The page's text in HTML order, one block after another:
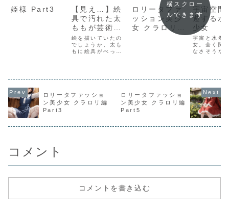
姫様 Part3
【見え…】絵
具で汚れた太
ももが芸術
的！開脚する
アリス風美少
女
絵を描いていたの
でしょうか、太も
もに絵具がべっち
的で美しいので
す。
ロリータファ
ッション美少
女 クラロリ編
宇宙空間
遊する水
少女
宇宙と水着
女。全く関
なさそうな
横スクロー
ルできます
ロリータファッショ
ン美少女 クラロリ編
Part3
ロリータファッショ
ン美少女 クラロリ編
Part5
コメント
コメントを書き込む